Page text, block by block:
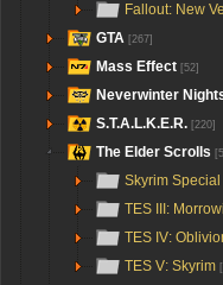
Fallout: New
GTA [267]
Mass Effect [52]
Neverwinter
S.T.A.L.K.E.R. [220]
The Elder Scrolls
Skyrim
TES III:
TES IV:
TES V: Skyrim